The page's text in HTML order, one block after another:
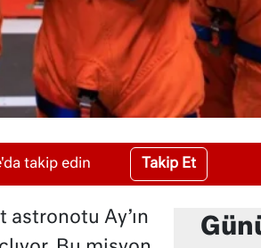
takip edin Takip Et
astronotu Ay’ın